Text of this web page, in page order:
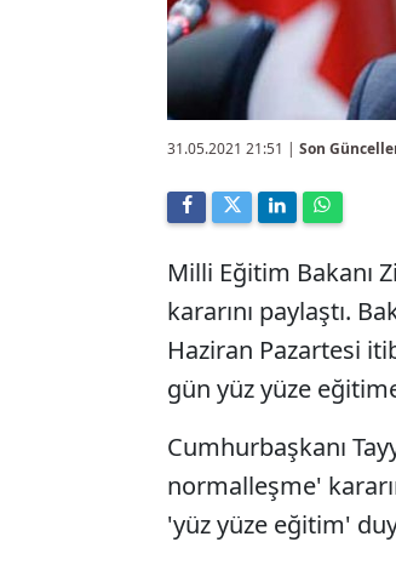
31.05.2021 21:51 | Son
Milli Eğitim Bakanı
kararını paylaştı.
Haziran Pazartesi
gün yüz yüze
Cumhurbaşkanı
normalleşme'
'yüz yüze eğitim'